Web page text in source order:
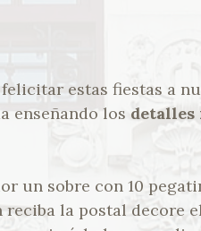
estas fiestas a
enseñando los detalles
un sobre con 10
reciba la postal decore